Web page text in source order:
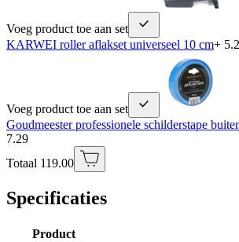
Voeg product toe aan set
KARWEI roller aflakset universeel 10 cm+
Voeg product toe aan set
Goudmeester professionele schilderstape
7.29
Totaal 119.00
Specificaties
Product